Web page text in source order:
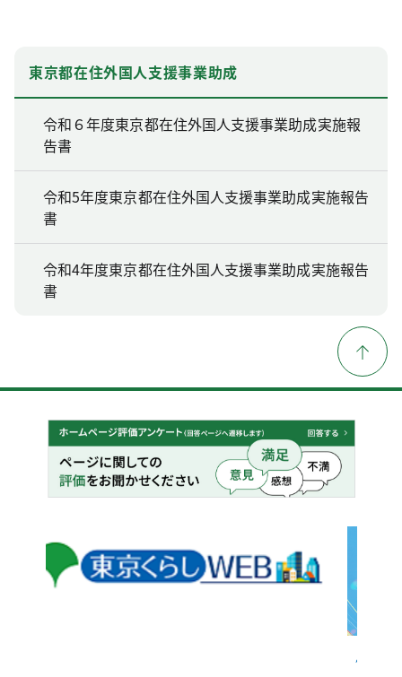
東京都在住外国人支援事業助成
令和６年度東京都在住外国人支援事業助成実施報
告書
令和5年度東京都在住外国人支援事業助成実施報告
書
令和4年度東京都在住外国人支援事業助成実施報告
書